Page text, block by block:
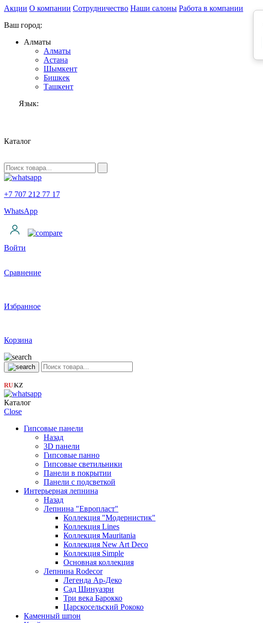
Акции О компании Сотрудничество Наши салоны Работа в компании
Ваш город:
Алматы
Алматы
Астана
Шымкент
Бишкек
Ташкент
Язык:
Каталог
+7 707 212 77 17
WhatsApp
Войти
Сравнение
Избранное
Корзина
RU|KZ
Каталог
Close
Гипсовые панели
Назад
3D панели
Гипсовые панно
Гипсовые светильники
Панели в покрытии
Панели с подсветкой
Интерьерная лепнина
Назад
Лепнина "Европласт"
Коллекция "Модернистик"
Коллекция Lines
Коллекция Mauritania
Коллекция New Art Deco
Коллекция Simple
Основная коллекция
Лепнина Rodecor
Легенда Ар-Деко
Сад Шинуазри
Три века Барокко
Царскосельский Рококо
Каменный шпон